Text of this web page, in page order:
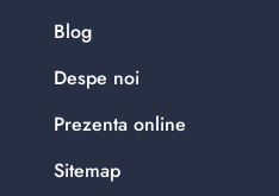
Blog
Despe noi
Prezenta online
Sitemap